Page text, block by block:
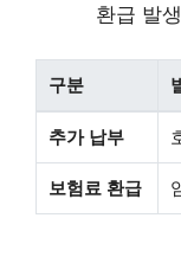
환급 발생
구분
추가 납부
보험료 환급